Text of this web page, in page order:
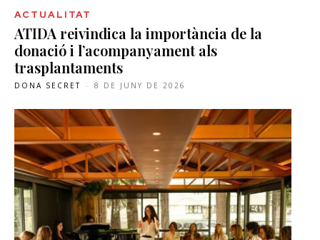
ACTUALITAT
ATIDA reivindica la importància de la
donació i l’acompanyament als
trasplantaments
DONA SECRET - 8 DE JUNY DE 2026